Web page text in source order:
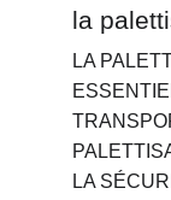
la
LA
LA